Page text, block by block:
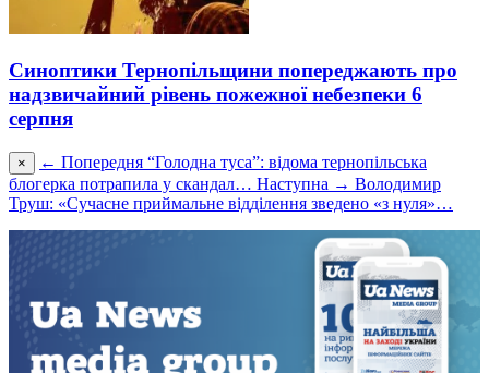
Синоптики Тернопільщини попереджають про
надзвичайний рівень пожежної небезпеки 6
серпня
× ← Попередня “Голодна туса”: відома тернопільська
блогерка потрапила у скандал… Наступна → Володимир
Труш: «Сучасне приймальне відділення зведено «з нуля»…